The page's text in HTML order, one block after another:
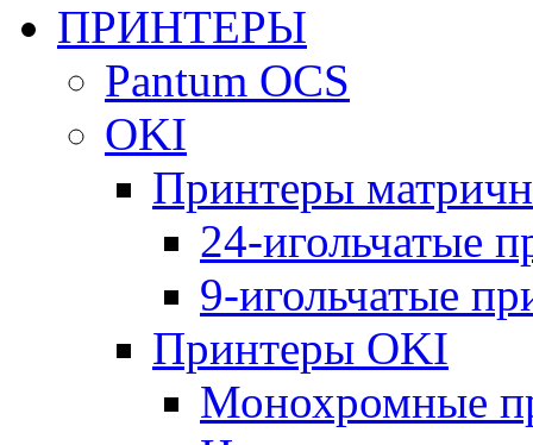
ПРИНТЕРЫ
Pantum OCS
OKI
Принтеры
24-игольчатые
9-игольчатые
Принтеры OKI
Монохромные